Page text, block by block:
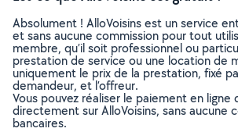
Absolument ! AlloVoisins est un service
et sans aucune commission pour tout
membre, qu’il soit professionnel ou
prestation de service ou une location de
uniquement le prix de la prestation, fixé
demandeur, et l’offreur.
Vous pouvez réaliser le paiement en
directement sur AlloVoisins, sans aucune
bancaires.